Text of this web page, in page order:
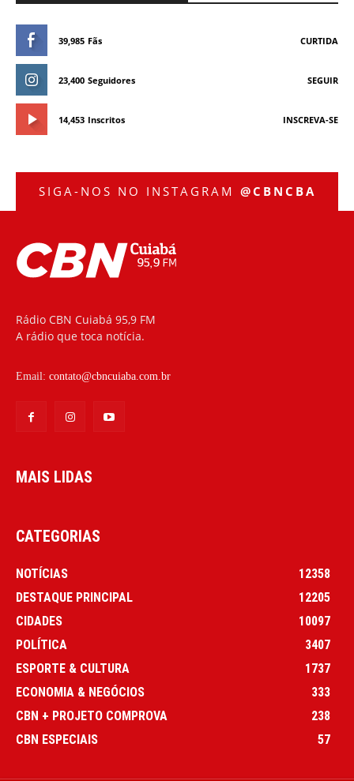
39,985 Fãs CURTIDA
23,400 Seguidores SEGUIR
14,453 Inscritos INSCREVA-SE
SIGA-NOS NO INSTAGRAM @CBNCBA
Rádio CBN Cuiabá 95,9 FM
A rádio que toca notícia.
Email: contato@cbncuiaba.com.br
MAIS LIDAS
CATEGORIAS
NOTÍCIAS
12358
DESTAQUE PRINCIPAL
12205
CIDADES
10097
POLÍTICA
3407
ESPORTE & CULTURA
1737
ECONOMIA & NEGÓCIOS
333
CBN + PROJETO COMPROVA
238
CBN ESPECIAIS
57